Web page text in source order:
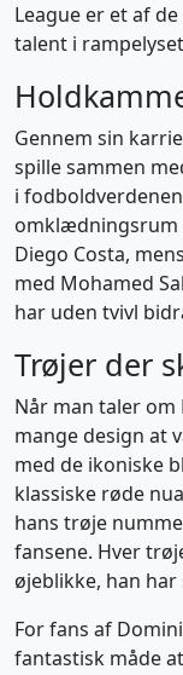
League er et af
talent i
Gennem sin
spille sammen
i
omklædningsrum
Diego Costa,
med Mohamed
har uden tvivl
Trøjer der
Når man taler
mange design at
med de ikoniske
klassiske røde
hans trøje
fansene. Hver
øjeblikke, han har
For fans af
fantastisk måde